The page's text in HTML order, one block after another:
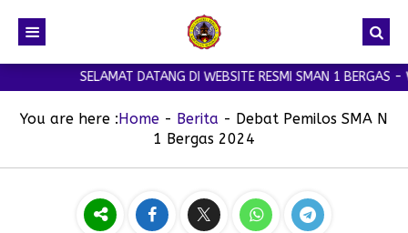
SELAMAT DATANG DI WEBSITE RESMI SMAN 1 BERGAS -
You are here :Home - Berita - Debat Pemilos SMA N
1 Bergas 2024